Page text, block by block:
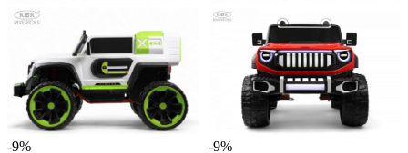
-9% -9%